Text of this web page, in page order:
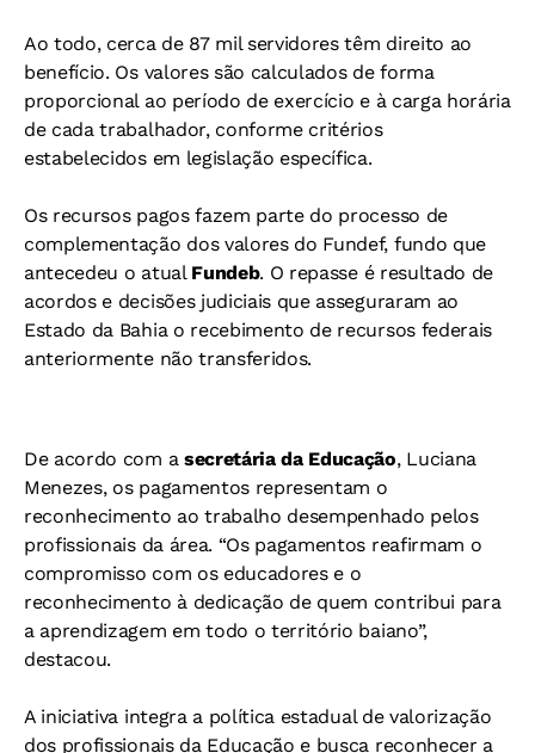
Ao todo, cerca de 87 mil servidores têm direito ao
benefício. Os valores são calculados de forma
proporcional ao período de exercício e à carga horária
de cada trabalhador, conforme critérios
estabelecidos em legislação específica.
Os recursos pagos fazem parte do processo de
complementação dos valores do Fundef, fundo que
antecedeu o atual Fundeb. O repasse é resultado de
acordos e decisões judiciais que asseguraram ao
Estado da Bahia o recebimento de recursos federais
anteriormente não transferidos.
De acordo com asecretária da Educação, Luciana
Menezes, os pagamentos representam o
reconhecimento ao trabalho desempenhado pelos
profissionais da área. “Os pagamentos reafirmam o
compromisso com os educadores e o
reconhecimento à dedicação de quem contribui para
a aprendizagem em todo o território baiano”,
destacou.
A iniciativa integra a política estadual de valorização
dos profissionais da Educação e busca reconhecer a